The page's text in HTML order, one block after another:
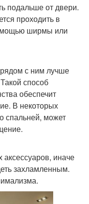
подальше от двери.
проходить в
ширмы или
с ним лучше
способ
обеспечит
В некоторых
спальней, может
иначе
захламленным.